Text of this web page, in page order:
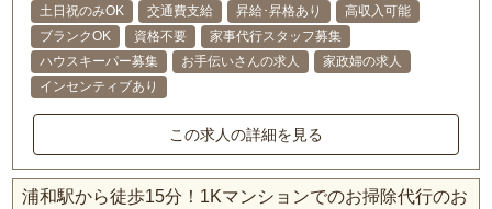
土日祝のみOK 交通費支給 昇給･昇格あり
高収入可能
ブランクOK
資格不要
家事代行スタッフ募集
ハウスキーパー募集
お手伝いさんの求人
家政婦の求人
インセンティブあり
この求人の詳細を見る
浦和駅から徒歩15分！1Kマンションでのお掃除代行のお